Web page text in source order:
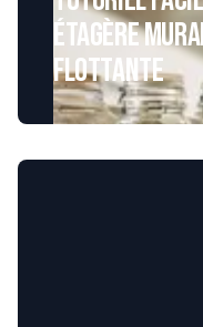
étagère
flottante